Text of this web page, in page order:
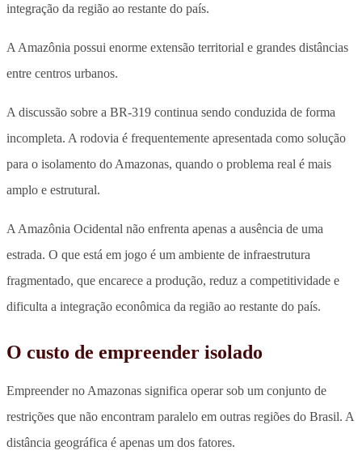
integração da região ao restante do país.
A Amazônia possui enorme extensão territorial e grandes distâncias
entre centros urbanos.
A discussão sobre a BR-319 continua sendo conduzida de forma
incompleta. A rodovia é frequentemente apresentada como solução
para o isolamento do Amazonas, quando o problema real é mais
amplo e estrutural.
A Amazônia Ocidental não enfrenta apenas a ausência de uma
estrada. O que está em jogo é um ambiente de infraestrutura
fragmentado, que encarece a produção, reduz a competitividade e
dificulta a integração econômica da região ao restante do país.
O custo de empreender isolado
Empreender no Amazonas significa operar sob um conjunto de
restrições que não encontram paralelo em outras regiões do Brasil. A
distância geográfica é apenas um dos fatores.